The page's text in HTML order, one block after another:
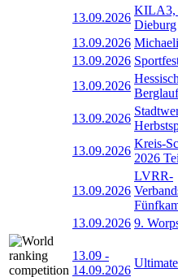
13.09.2026
KILA3,
Dieburg
13.09.2026
13.09.2026
13.09.2026
Berglauf
13.09.2026
13.09.2026
Kreis-
2026
13.09.2026
LVRR-
13.09.2026 9.
13.09 -
14.09.2026